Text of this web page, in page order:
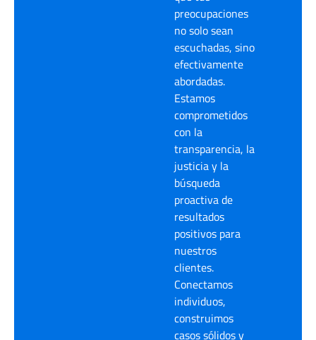
preocupaciones
no solo sean
escuchadas, sino
efectivamente
abordadas.
Estamos
comprometidos
con la
transparencia, la
justicia y la
búsqueda
proactiva de
resultados
positivos para
nuestros
clientes.
Conectamos
individuos,
construimos
casos sólidos y